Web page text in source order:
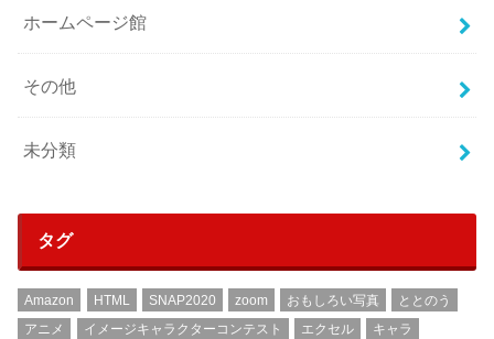
ホームページ館
その他
未分類
タグ
Amazon HTML SNAP2020 zoom おもしろい写真
ととのう
アニメ
イメージキャラクターコンテスト エクセル
キャラ